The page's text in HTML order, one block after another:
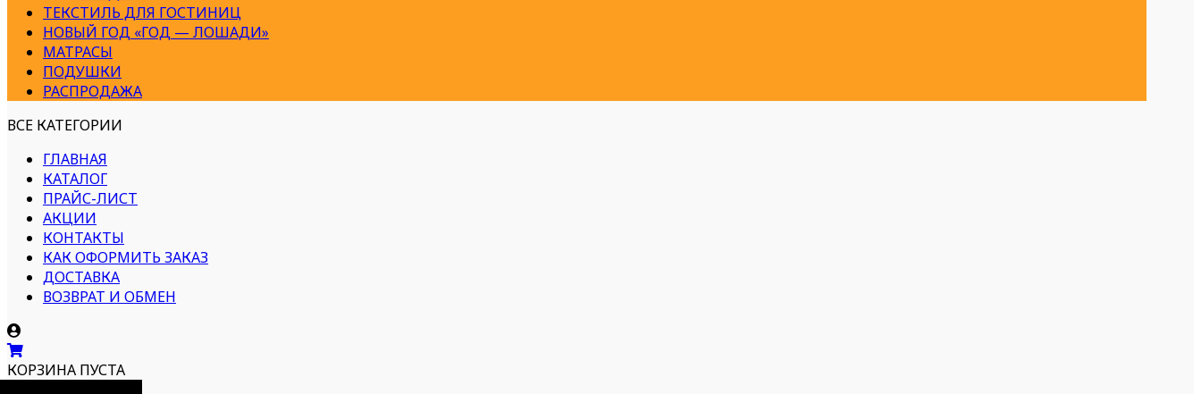
ТЕКСТИЛЬ ДЛЯ ГОСТИНИЦ
НОВЫЙ ГОД «ГОД — ЛОШАДИ»
МАТРАСЫ
ПОДУШКИ
РАСПРОДАЖА
ВСЕ КАТЕГОРИИ
ГЛАВНАЯ
КАТАЛОГ
ПРАЙС-ЛИСТ
АКЦИИ
КОНТАКТЫ
КАК ОФОРМИТЬ ЗАКАЗ
ДОСТАВКА
ВОЗВРАТ И ОБМЕН
КОРЗИНА ПУСТА